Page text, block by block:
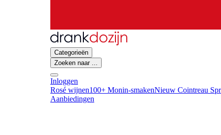
Categorieën
Zoeken naar ...
Inloggen
Rosé wijnen100+ Monin-smakenNieuw Cointreau
Aanbiedingen